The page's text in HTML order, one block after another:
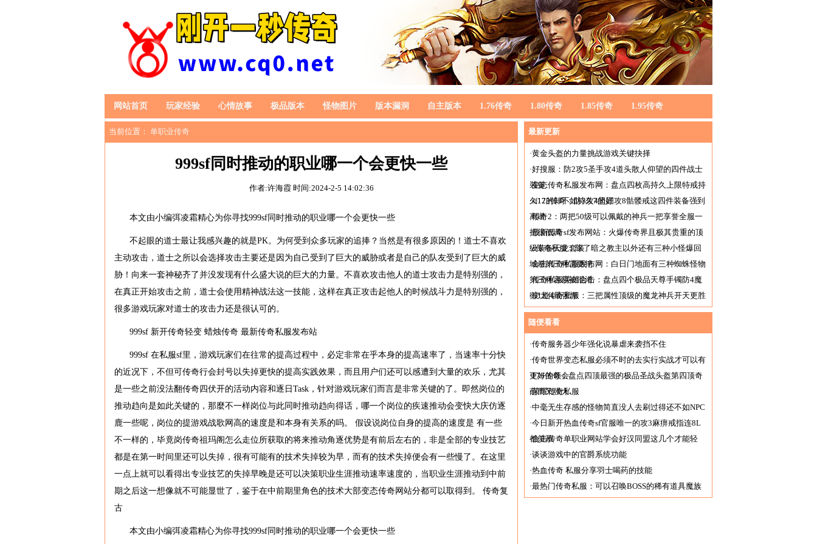
网站首页 玩家经验 心情故事 极品版本 怪物图片 版本漏洞 自主版本 1.76传奇 1.80传奇 1.85传奇 1.95传奇
当前位置： 单职业传奇
999sf同时推动的职业哪一个会更快一些
作者:许海霞 时间:2024-2-5 14:02:36
本文由小编弭凌霜精心为你寻找999sf同时推动的职业哪一个会更快一些
不起眼的道士最让我感兴趣的就是PK。为何受到众多玩家的追捧？当然是有很多原因的！道士不喜欢
主动攻击，道士之所以会选择攻击主要还是因为自己受到了巨大的威胁或者是自己的队友受到了巨大的威
胁！向来一套神秘齐了并没发现有什么盛大说的巨大的力量。不喜欢攻击他人的道士攻击力是特别强的，
在真正开始攻击之前，道士会使用精神战法这一技能，这样在真正攻击起他人的时候战斗力是特别强的，
很多游戏玩家对道士的攻击力还是很认可的。
999sf 新开传奇轻变 蜡烛传奇 最新传奇私服发布站
999sf 在私服sf里，游戏玩家们在往常的提高过程中，必定非常在乎本身的提高速率了，当速率十分快
的近况下，不但可传奇行会封号以失掉更快的提高实践效果，而且用户们还可以感遭到大量的欢乐，尤其
是一些之前没法翻传奇四伏开的活动内容和逐日Task，针对游戏玩家们而言是非常关键的了。即然岗位的
推动趋向是如此关键的，那麼不一样岗位与此同时推动趋向得话，哪一个岗位的疾速推动会变快大庆仿逐
鹿一些呢，岗位的提游戏战歌网高的速度是和本身有关系的吗。 假设说岗位自身的提高的速度是 有一些
不一样的，毕竟岗传奇祖玛阁怎么走位所获取的将来推动角逐优势是有前后左右的，非是全部的专业技艺
都是在第一时间里还可以失掉，很有可能有的技术失掉较为早，而有的技术失掉便会有一些慢了。在这里
一点上就可以看得出专业技艺的失掉早晚是还可以决策职业生涯推动速率速度的，当职业生涯推动到中前
期之后这一想像就不可能显世了，鉴于在中前期里角色的技术大部变态传奇网站分都可以取得到。 传奇复
古
本文由小编弭凌霜精心为你寻找999sf同时推动的职业哪一个会更快一些
最新更新
·黄金头盔的力量挑战游戏关键抉择
·好搜服：防2攻5圣手攻4道头散人仰望的四件战士
装备
·变态传奇私服发布网：盘点四枚高持久上限特戒持
久17的却不如持久7的好
·sf123传奇：防3攻4坚固攻8骷髅戒这四件装备强到
离谱
·传奇2：两把50级可以佩戴的神兵一把享誉全服一
把很低调
·最新传奇sf发布网站：火爆传奇界且极其贵重的顶
级装备天龙套装
·c传奇私服：除了暗之教主以外还有三种小怪爆回
城卷第三种需要挖
·合击传奇私服发布网：白日门地面有三种蜘蛛怪物
第三种容易被混淆
·传奇私服英雄合击：盘点四个极品天尊手镯防4魔
御1道4最强悍
·变太传奇私服：三把属性顶级的魔龙神兵开天更胜
一筹
随便看看
·传奇服务器少年强化说暴虐来袭挡不住
·传奇世界变态私服必须不时的去实行实战才可以有
更好的领会
·176传奇：盘点四顶最强的极品圣战头盔第四顶奇
葩而又强大
·荣耀传奇私服
·中毫无生存感的怪物简直没人去刷过得还不如NPC
·今日新开热血传奇sf官服唯一的攻3麻痹戒指连8L
都羡慕
·合击传奇单职业网站学会好汉同盟这几个才能轻
·谈谈游戏中的官爵系统功能
·热血传奇 私服分享羽士喝药的技能
·最热门传奇私服：可以召唤BOSS的稀有道具魔族